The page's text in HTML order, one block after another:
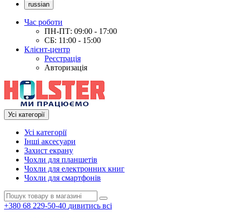
russian
Час роботи
ПН-ПТ: 09:00 - 17:00
СБ: 11:00 - 15:00
Клієнт-центр
Реєстрація
Авторизація
Усі категорії
Усі категорії
Інші аксесуари
Захист екрану
Чохли для планшетів
Чохли для електронних книг
Чохли для смартфонів
+380 68 229-50-40 дивитись всі